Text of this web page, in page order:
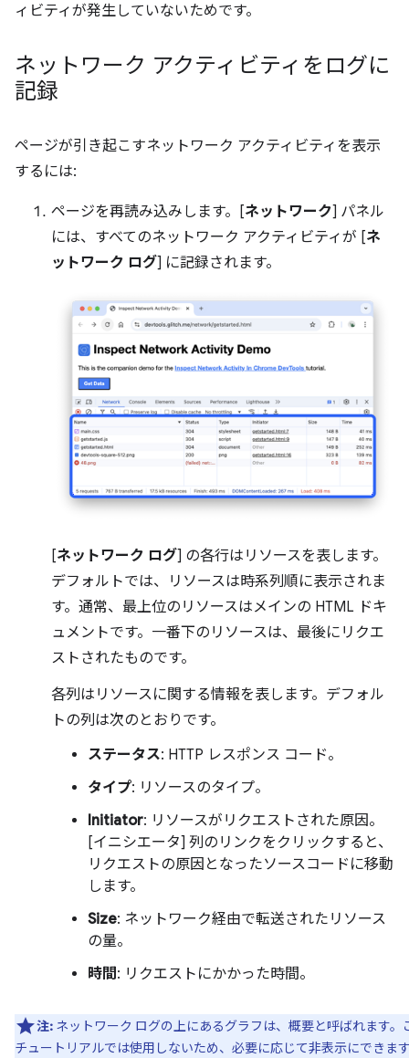
ィビティが発生していないためです。
ネットワーク アクティビティをログに
記録
ページが引き起こすネットワーク アクティビティを表示
するには:
ページを再読み込みします。[ネットワーク] パネル
には、すべてのネットワーク アクティビティが [ネ
ットワーク ログ] に記録されます。
[ネットワーク ログ] の各行はリソースを表します。
デフォルトでは、リソースは時系列順に表示されま
す。通常、最上位のリソースはメインの HTML ドキ
ュメントです。一番下のリソースは、最後にリクエ
ストされたものです。
各列はリソースに関する情報を表します。デフォル
トの列は次のとおりです。
ステータス: HTTP レスポンス コード。
タイプ: リソースのタイプ。
Initiator: リソースがリクエストされた原因。
[イニシエータ] 列のリンクをクリックすると、
リクエストの原因となったソースコードに移動
します。
Size: ネットワーク経由で転送されたリソース
の量。
時間: リクエストにかかった時間。
注: ネットワーク ログの上にあるグラフは、概要と呼ばれます。
チュートリアルでは使用しないため、必要に応じて非表示にできま